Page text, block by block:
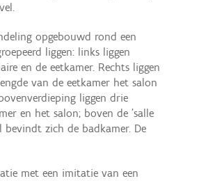
opgebouwd rond een
liggen: links liggen
en de eetkamer. Rechts liggen
van de eetkamer het salon
liggen drie
en het salon; boven de 'salle
zich de badkamer. De
met een imitatie van een